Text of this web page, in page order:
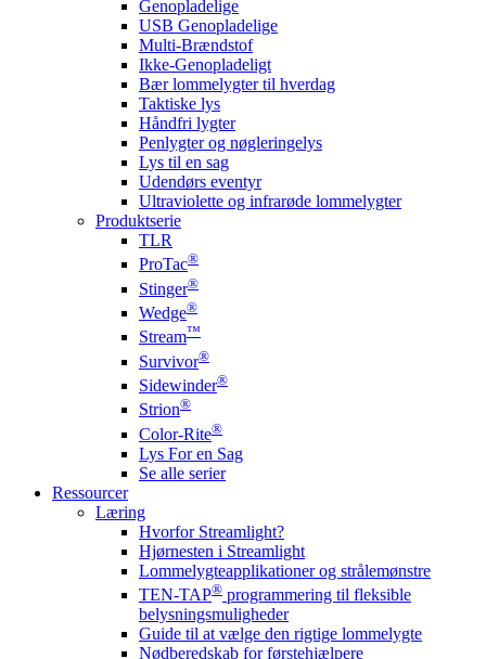
Genopladelige
USB Genopladelige
Multi-Brændstof
Ikke-Genopladeligt
Bær lommelygter til hverdag
Taktiske lys
Håndfri lygter
Penlygter og nøgleringelys
Lys til en sag
Udendørs eventyr
Ultraviolette og infrarøde lommelygter
Produktserie
TLR
ProTac®
Stinger®
Wedge®
Stream™
Survivor®
Sidewinder®
Strion®
Color-Rite®
Lys For en Sag
Se alle serier
Ressourcer
Læring
Hvorfor Streamlight?
Hjørnesten i Streamlight
Lommelygteapplikationer og strålemønstre
TEN-TAP® programmering til fleksible
belysningsmuligheder
Guide til at vælge den rigtige lommelygte
Nødberedskab for førstehjælpere